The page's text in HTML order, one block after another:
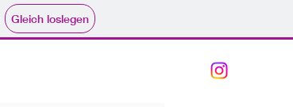
Gleich loslegen